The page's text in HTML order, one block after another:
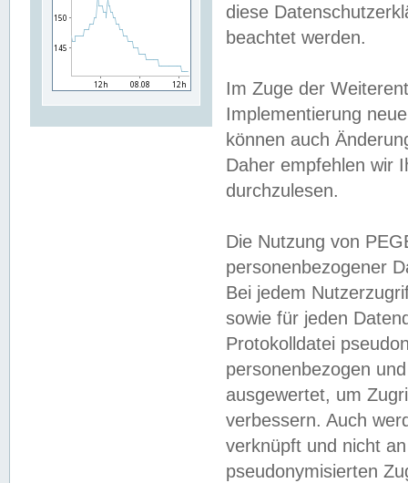
diese
beachtet werden.
Im Zuge der
Implementierung
können auch
Daher empfehlen wir
durchzulesen.
Die Nutzung von
personenbezogener
Bei jedem
sowie für jeden
Protokolldatei
personenbezogen
ausgewertet, um
verbessern. Auch
verknüpft und nicht
pseudonymisierten